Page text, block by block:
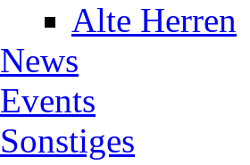
Alte Herren
News
Events
Sonstiges